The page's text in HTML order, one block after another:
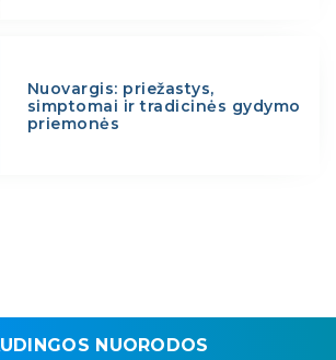
Nuovargis: priežastys,
simptomai ir tradicinės gydymo
priemonės
NUORODOS